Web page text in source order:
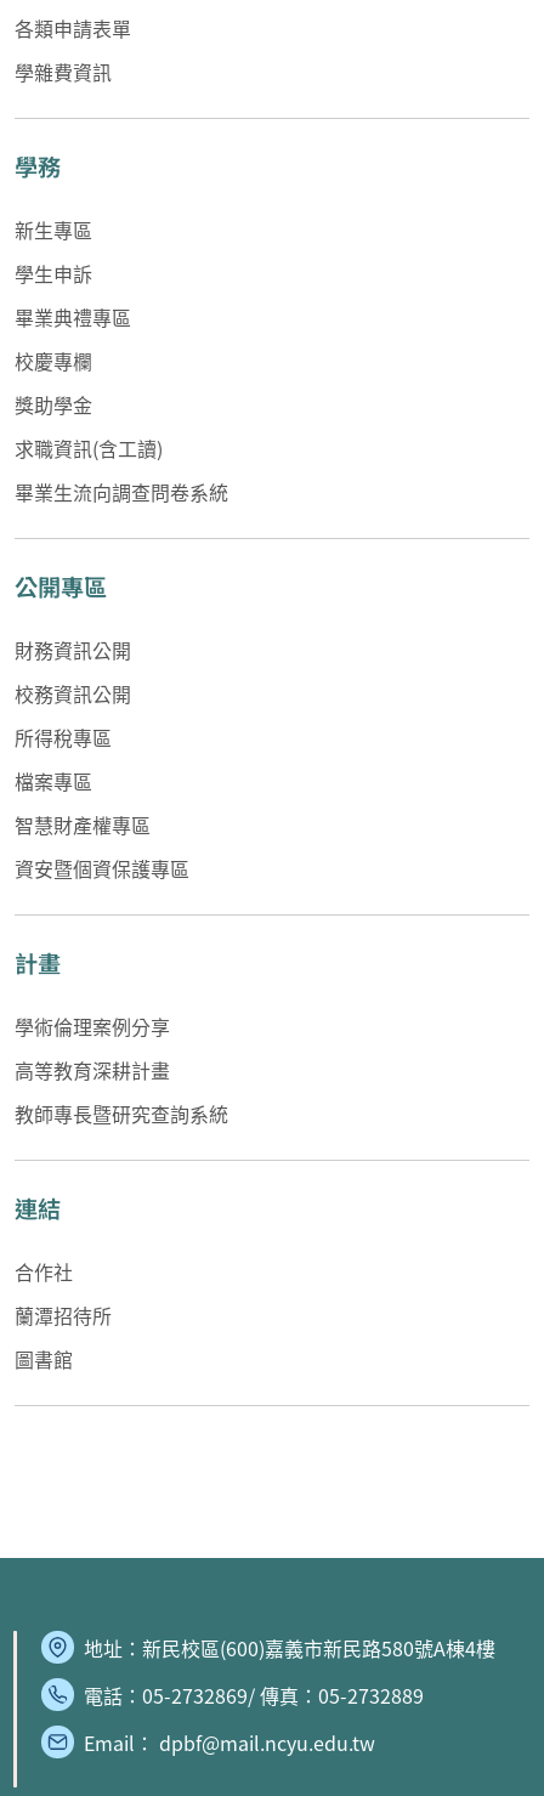
各類申請表單
學雜費資訊
學務
新生專區
學生申訴
畢業典禮專區
校慶專欄
獎助學金
求職資訊(含工讀)
畢業生流向調查問卷系統
公開專區
財務資訊公開
校務資訊公開
所得稅專區
檔案專區
智慧財產權專區
資安暨個資保護專區
計畫
學術倫理案例分享
高等教育深耕計畫
教師專長暨研究查詢系統
連結
合作社
蘭潭招待所
圖書館
地址： 新民校區(600)嘉義市新民路580號A棟4樓
電話：05-2732869/ 傳真：05-2732889
Email： dpbf@mail.ncyu.edu.tw